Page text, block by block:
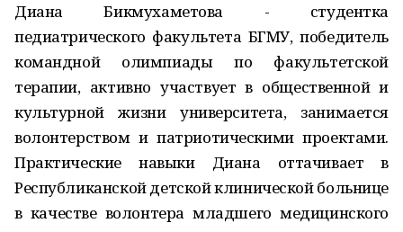
Диана Бикмухаметова - студентка
педиатрического факультета БГМУ, победитель
командной олимпиады по факультетской
терапии, активно участвует в общественной и
культурной жизни университета, занимается
волонтерством и патриотическими проектами.
Практические навыки Диана оттачивает в
Республиканской детской клинической больнице
в качестве волонтера младшего медицинского